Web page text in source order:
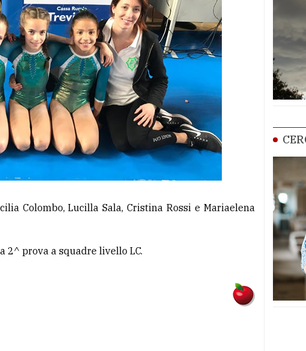
Colombo, Lucilla Sala, Cristina Rossi e Mariaelena
2^ prova a squadre livello LC.